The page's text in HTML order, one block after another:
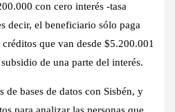
con cero interés -tasa
decir, el beneficiario sólo paga
que van desde $5.200.001
de una parte del interés.
de bases de datos con Sisbén, y